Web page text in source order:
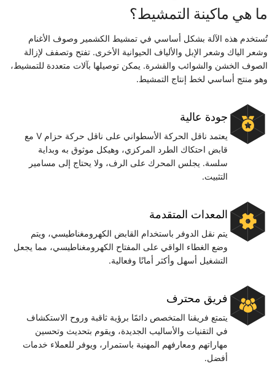
ما هي ماكينة التمشيط؟
تُستخدم هذه الآلة بشكل أساسي في تمشيط الكشمير وصوف الأغنام
وشعر الياك وشعر الإبل والألياف الحيوانية الأخرى. تفتح وتصفف لإزالة
الصوف الخشن والشوائب والقشرة. يمكن توصيلها بآلات متعددة للتمشيط،
وهو منتج أساسي لخط إنتاج التمشيط.
جودة عالية
يعتمد ناقل الحركة الأسطواني على ناقل حركة حزام V مع
قابض احتكاك الطرد المركزي، وهيكل موثوق به وبداية
سلسة. يجلس المحرك على الرف، ولا يحتاج إلى مسامير
التثبيت.
المعدات المتقدمة
يتم نقل الدوفر باستخدام القابض الكهرومغناطيسي، ويتم
وضع الغطاء الواقي على المفتاح الكهرومغناطيسي، مما يجعل
التشغيل أسهل وأكثر أمانًا وفعالية.
فريق محترف
يتمتع فريقنا المتخصص دائمًا برؤية ثاقبة وروح الاستكشاف
في التقنيات والأساليب الجديدة، ويقوم بتحديث وتحسين
مهاراتهم ومعارفهم المهنية باستمرار، ويوفر للعملاء خدمات
أفضل.